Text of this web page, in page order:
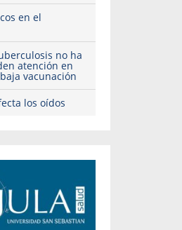
en el
no ha
atención en
vacunación
los oídos